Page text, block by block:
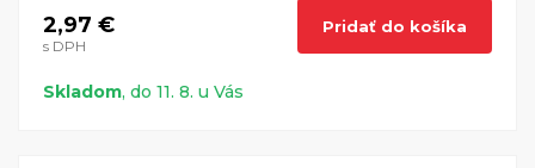
2,97 €
s DPH
Pridať do košíka
Skladom, do 11. 8. u Vás